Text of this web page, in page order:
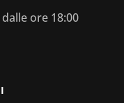
ore 18:00